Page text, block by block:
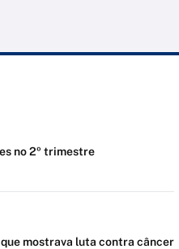
no 2º trimestre
mostrava luta contra câncer